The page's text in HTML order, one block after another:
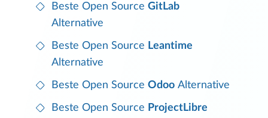
Beste Open Source GitLab
Alternative
Beste Open Source Leantime
Alternative
Beste Open Source Odoo Alternative
Beste Open Source ProjectLibre